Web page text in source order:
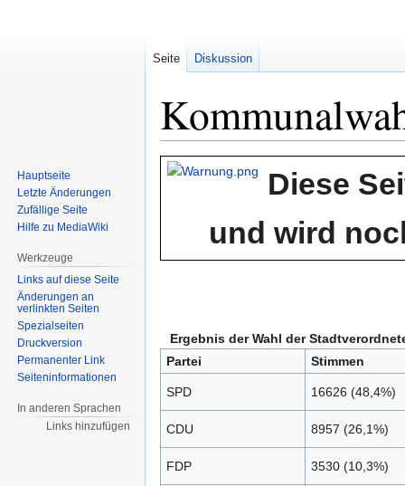
Zur
Zur
Diese
und wird
Ergebnis der Wahl der
Partei
Stimmen
SPD 16626 (48,4%)
CDU 8957 (26,1%)
FDP 3530 (10,3%)
Seite Diskussion
Hauptseite
Letzte Änderungen
Zufällige Seite
Hilfe zu MediaWiki
Werkzeuge
Links auf diese Seite
Änderungen an
verlinkten Seiten
Spezialseiten
Druckversion
Permanenter Link
Seiten­informationen
In anderen Sprachen
Links hinzufügen